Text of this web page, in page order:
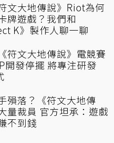
文大地傳說》Riot為何
牌遊戲？我們和
K》製作人聊一聊
符文大地傳說》電競賽
開發停擺 將專注研發
殞落？《符文大地傳
量裁員 官方坦承：遊戲
不到錢